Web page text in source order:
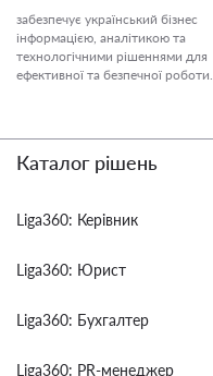
забезпечує український бізнес
інформацією, аналітикою та
технологічними рішеннями для
ефективної та безпечної роботи.
Каталог рішень
Liga360: Керівник
Liga360: Юрист
Liga360: Бухгалтер
Liga360: PR-менеджер